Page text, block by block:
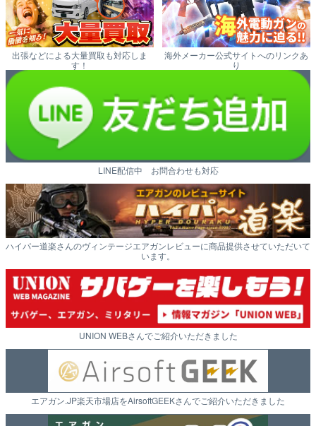
出張などによる大量買取も対応しま
す！
海外メーカー公式サイトへのリンクあ
り
LINE配信中 お問合わせも対応
ハイパー道楽さんのヴィンテージエアガンレビューに商品提供させていただいて
います。
UNION WEBさんでご紹介いただきました
エアガン.JP楽天市場店をAirsoftGEEKさんでご紹介いただきました